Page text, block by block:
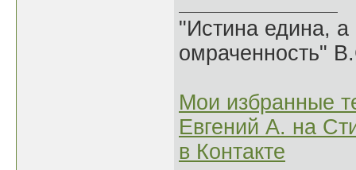
"Истина едина,
омраченность"
Мои избранные
Евгений А. на
в Контакте